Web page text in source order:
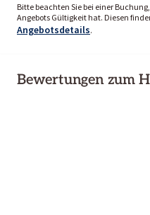
Bitte beachten Sie bei einer
Angebots Gültigkeit hat. Diesen
Angebotsdetails.
Bewertungen zum